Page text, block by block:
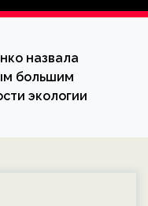
назвала
большим
экологии